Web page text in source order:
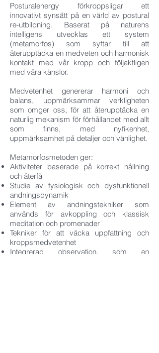
Posturalenergy förkroppsligar ett
innovativt synsätt på en värld av postural
re-utbildning. Baserat på naturens
intelligens utvecklas ett system
(metamorfos) som syftar till att
återupptäcka en medveten och harmonisk
kontakt med vår kropp och följaktligen
med våra känslor.
Medvetenhet genererar harmoni och
balans, uppmärksammar verkligheten
som omger oss, för att återupptäcka en
naturlig mekanism för förhållandet med allt
som finns, med nyfikenhet,
uppmärksamhet på detaljer och vänlighet.
Metamorfosmetoden ger:
Aktiviteter baserade på korrekt hållning
och återfå
Studie av fysiologisk och dysfunktionell
andningsdynamik
Element av andningstekniker som
används för avkoppling och klassisk
meditation och promenader
Tekniker för att väcka uppfattning och
kroppsmedvetenhet
Integrerad observation, som en